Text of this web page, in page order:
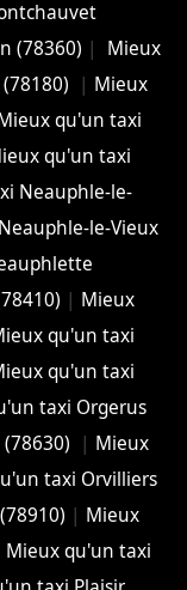
(78360) |
Mieux
| Mieux
qu'un taxi
qu'un taxi
Neauphle-le-
le-Vieux
| Mieux
qu'un taxi
qu'un taxi
taxi Orgerus
| Mieux
taxi Orvilliers
| Mieux
Mieux qu'un taxi